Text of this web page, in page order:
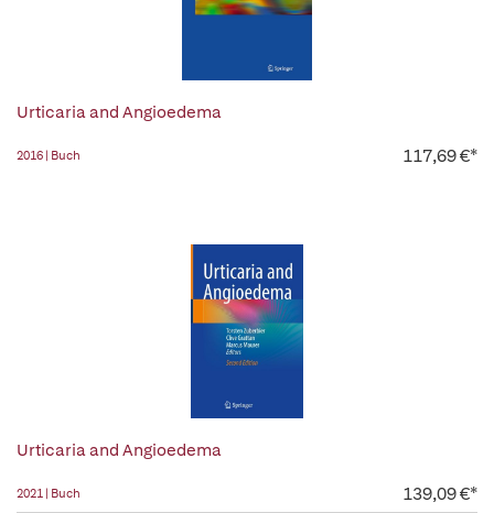
Urticaria and Angioedema
2016 | Buch 117,69 €*
Urticaria and Angioedema
2021 | Buch 139,09 €*